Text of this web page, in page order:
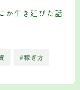
か生き延びた話
#稼ぎ方